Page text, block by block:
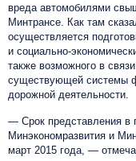
вреда автомобилями
Минтрансе. Как там
осуществляется
и социально-
также возможного в
существующей системы
дорожной деятельности.
— Срок представления в
Минэкономразвития и
март 2015 года, —